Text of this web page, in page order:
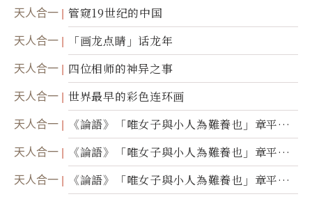
天人合一 管窥19世纪的中国
天人合一 「画龙点睛」话龙年
天人合一 四位相师的神异之事
天人合一 世界最早的彩色连环画
天人合一
《論語》「唯女子與小人為難養也」章平議
（三）
天人合一
《論語》「唯女子與小人為難養也」章平議
（二）
天人合一
《論語》「唯女子與小人為難養也」章平議
（一）